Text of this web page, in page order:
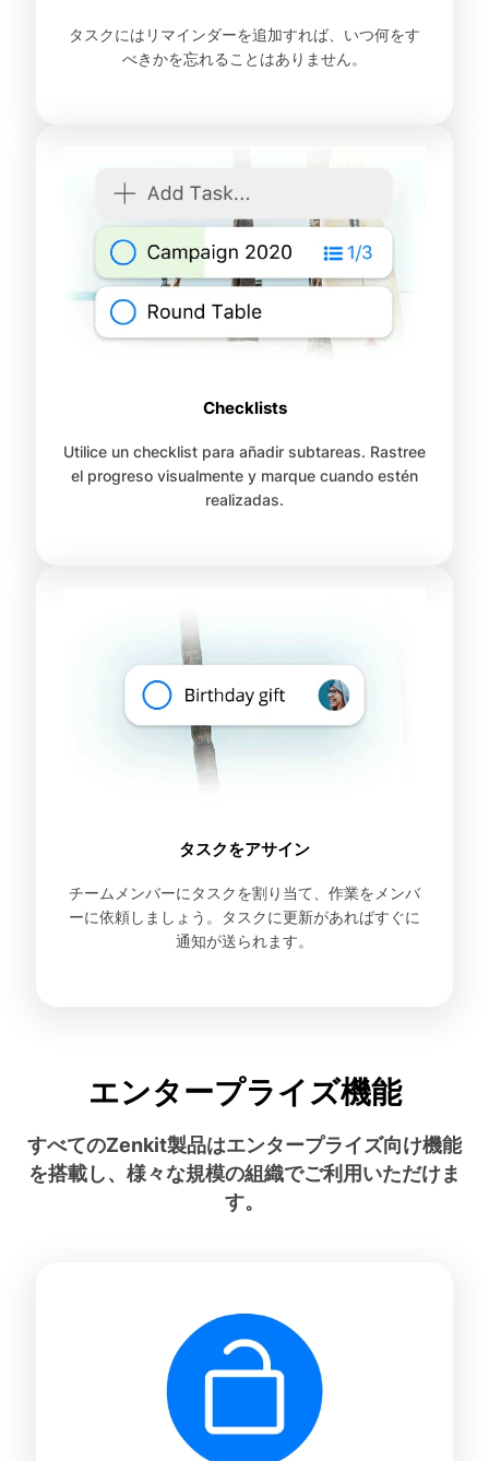
タスクにはリマインダーを追加すれば、いつ何をす
べきかを忘れることはありません。
Checklists
Utilice un checklist para añadir subtareas. Rastree
el progreso visualmente y marque cuando estén
realizadas.
タスクをアサイン
チームメンバーにタスクを割り当て、作業をメンバ
ーに依頼しましょう。タスクに更新があればすぐに
通知が送られます。
エンタープライズ機能
すべてのZenkit製品はエンタープライズ向け機能
を搭載し、様々な規模の組織でご利用いただけま
す。